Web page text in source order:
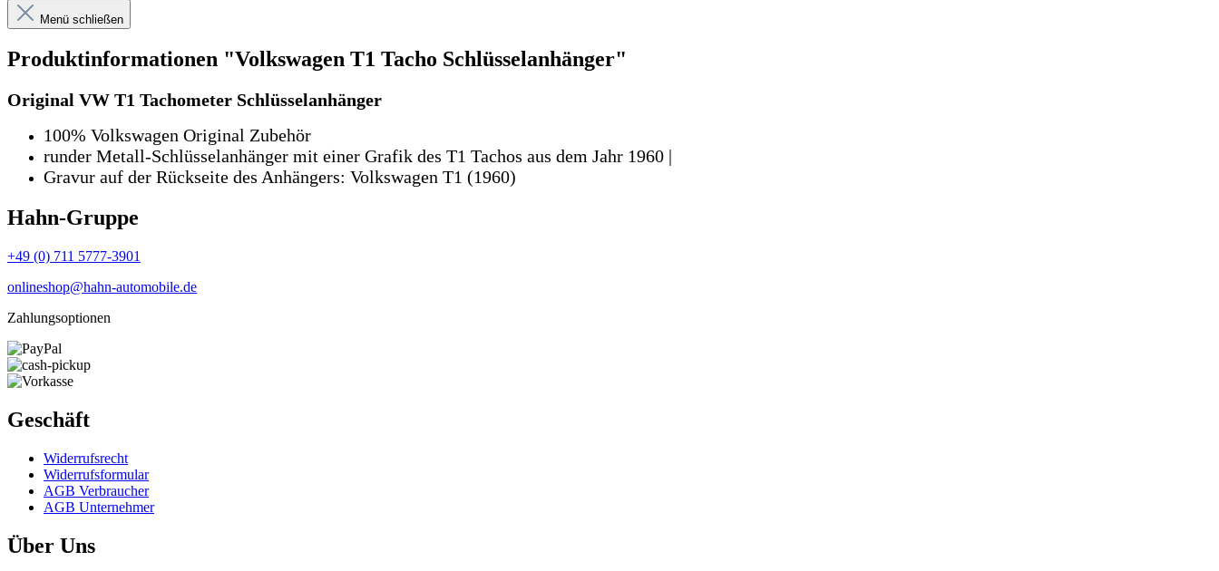
Menü schließen
Produktinformationen "Volkswagen T1 Tacho Schlüsselanhänger"
Original VW T1 Tachometer Schlüsselanhänger
100% Volkswagen Original Zubehör
runder Metall-Schlüsselanhänger mit einer Grafik des T1 Tachos aus dem Jahr 1960 |
Gravur auf der Rückseite des Anhängers: Volkswagen T1 (1960)
Hahn-Gruppe
+49 (0) 711 5777-3901
onlineshop@hahn-automobile.de
Zahlungsoptionen
Geschäft
Widerrufs­recht
Widerrufs­formular
AGB Verbraucher
AGB Unternehmer
Über Uns